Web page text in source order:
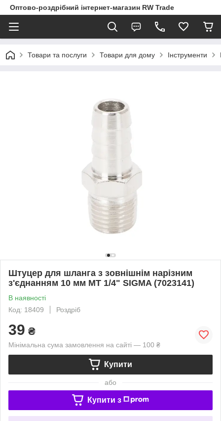
Оптово-роздрібний інтернет-магазин RW Trade
Товари та послуги Товари для дому Інструменти
Штуцер для шланга з зовнішнім нарізним
з'єднанням 10 мм MT 1/4" SIGMA (7023141)
В наявності
Код: 18409
Роздріб
39 ₴
Мінімальна сума замовлення на сайті — 100 ₴
Купити
або
Купити з